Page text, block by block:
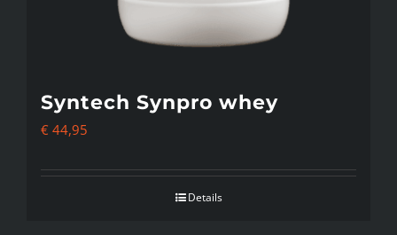
Syntech Synpro whey
€ 44,95
Details